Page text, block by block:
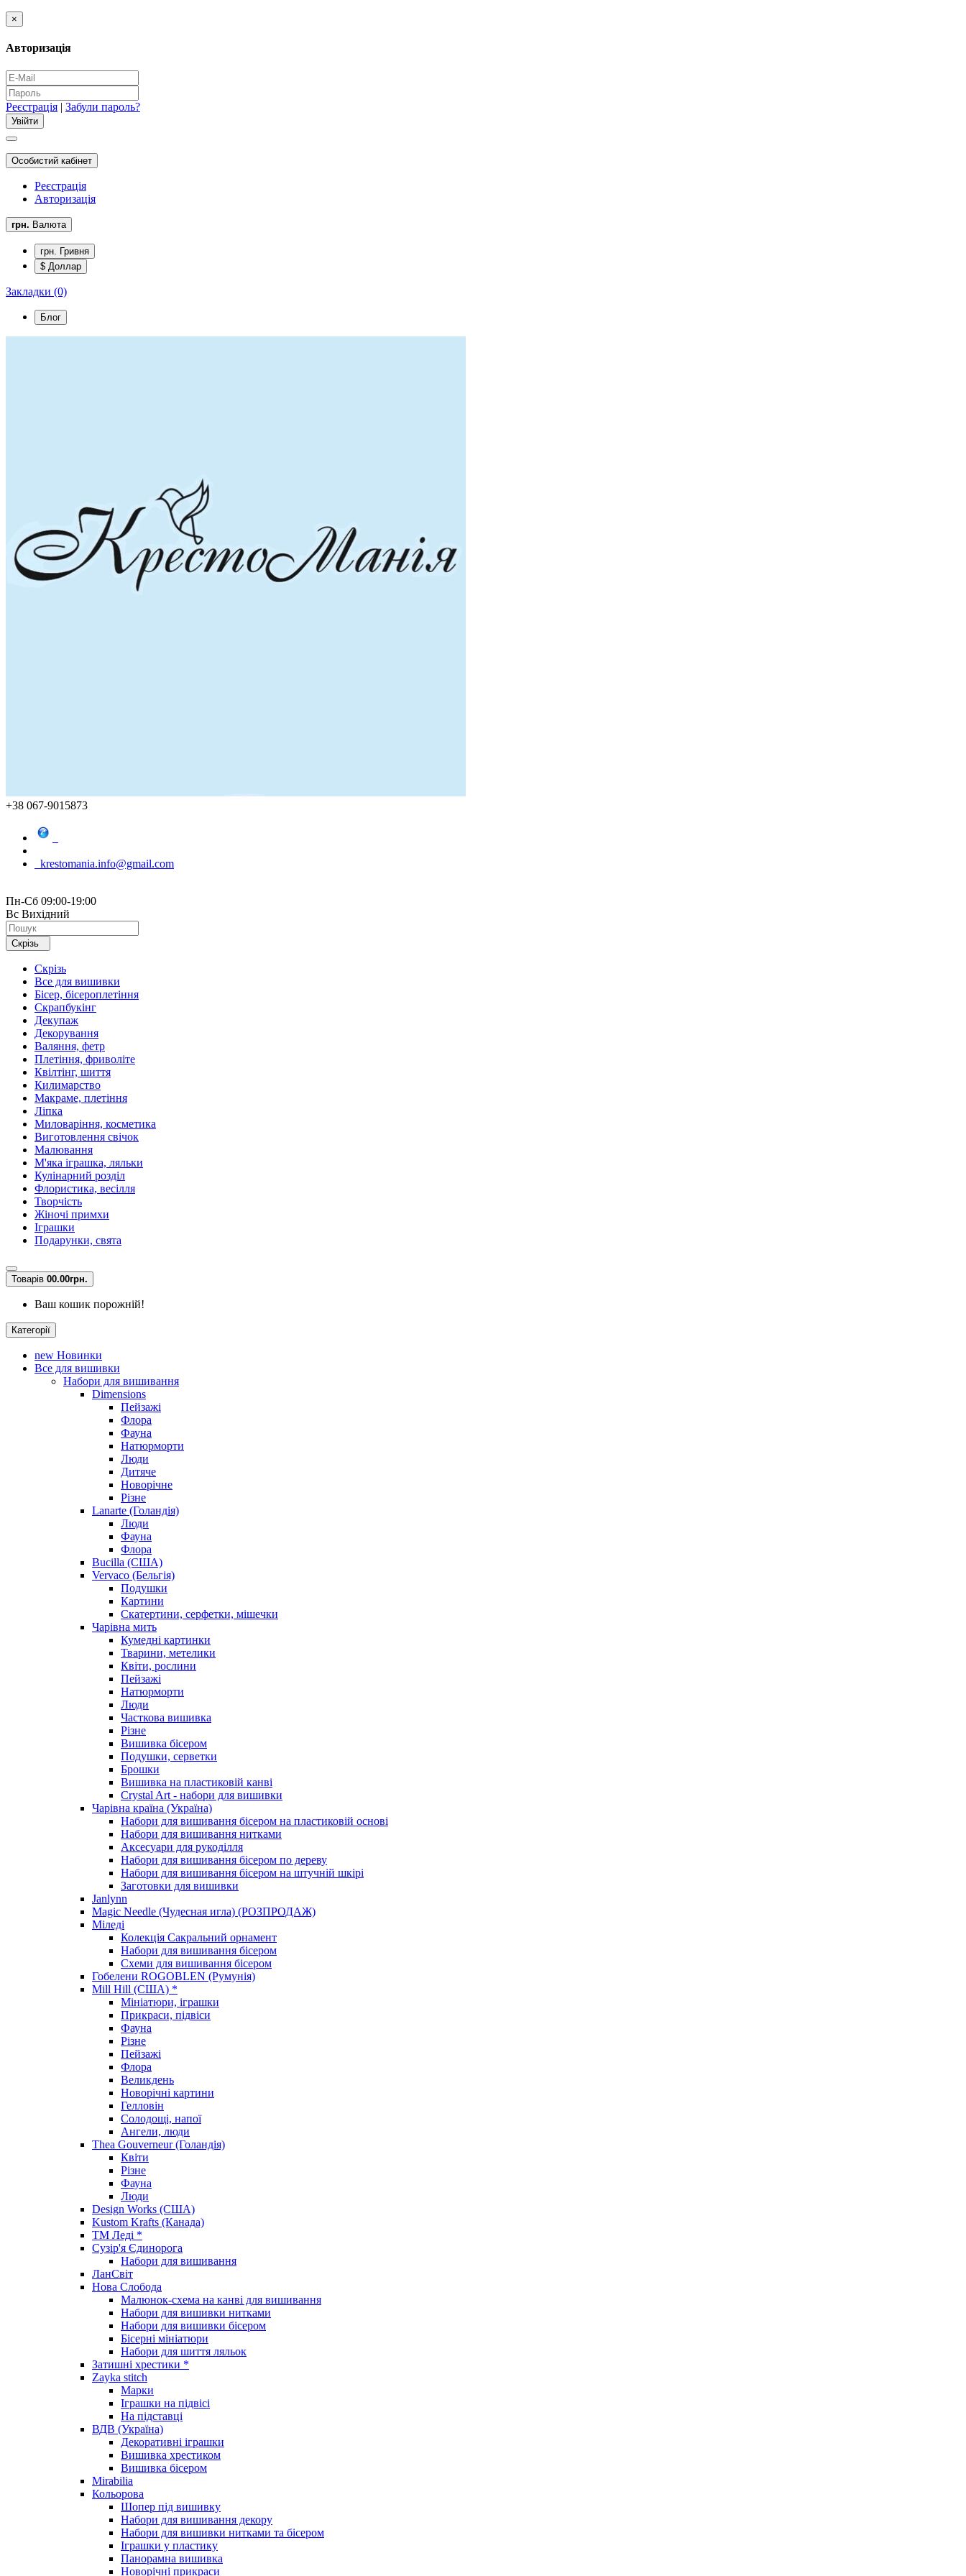
×
Авторизація
Реєстрація | Забули пароль?
Особистий кабінет
Реєстрація
Авторизація
грн. Валюта
грн. Гривня
$ Доллар
Закладки (0)
Блог
+38 067-9015873
krestomania.info@gmail.com
Пн-Сб 09:00-19:00
Вс Вихідний
Скрізь
Скрізь
Все для вишивки
Бісер, бісероплетіння
Скрапбукінг
Декупаж
Декорування
Валяння, фетр
Плетіння, фриволіте
Квілтінг, шиття
Килимарство
Макраме, плетіння
Ліпка
Миловаріння, косметика
Виготовлення свічок
Малювання
М'яка іграшка, ляльки
Кулінарний розділ
Флористика, весілля
Творчість
Жіночі примхи
Іграшки
Подарунки, свята
Товарів 00.00грн.
Ваш кошик порожній!
Категорії
new Новинки
Все для вишивки
Набори для вишивання
Dimensions
Пейзажі
Флора
Фауна
Натюрморти
Люди
Дитяче
Новорічне
Різне
Lanarte (Голандія)
Люди
Фауна
Флора
Bucilla (США)
Vervaco (Бельгія)
Подушки
Картини
Скатертини, серфетки, мішечки
Чарiвна мить
Кумедні картинки
Тварини, метелики
Квіти, рослини
Пейзажі
Натюрморти
Люди
Часткова вишивка
Різне
Вишивка бісером
Подушки, серветки
Брошки
Вишивка на пластиковій канві
Crystal Art - набори для вишивки
Чарівна країна (Україна)
Набори для вишивання бісером на пластиковій основі
Набори для вишивання нитками
Аксесуари для рукоділля
Набори для вишивання бісером по дереву
Набори для вишивання бісером на штучній шкірі
Заготовки для вишивки
Janlynn
Magic Needle (Чудесная игла) (РОЗПРОДАЖ)
Міледі
Колекція Сакральний орнамент
Набори для вишивання бісером
Схеми для вишивання бісером
Гобелени ROGOBLEN (Румунія)
Mill Hill (США) *
Мініатюри, іграшки
Прикраси, підвіси
Фауна
Різне
Пейзажі
Флора
Великдень
Новорічні картини
Гелловін
Солодощі, напої
Ангели, люди
Thea Gouverneur (Голандія)
Квіти
Різне
Фауна
Люди
Design Works (США)
Kustom Krafts (Канада)
ТМ Леді *
Сузір'я Єдинорога
Набори для вишивання
ЛанСвіт
Нова Слобода
Малюнок-схема на канві для вишивання
Набори для вишивки нитками
Набори для вишивки бісером
Бісерні мініатюри
Набори для шиття ляльок
Затишні хрестики *
Zayka stitch
Марки
Іграшки на підвісі
На підставці
ВДВ (Україна)
Декоративні іграшки
Вишивка хрестиком
Вишивка бісером
Mirabilia
Кольорова
Шопер під вишивку
Набори для вишивання декору
Набори для вишивки нитками та бісером
Іграшки у пластику
Панорамна вишивка
Новорічні прикраси